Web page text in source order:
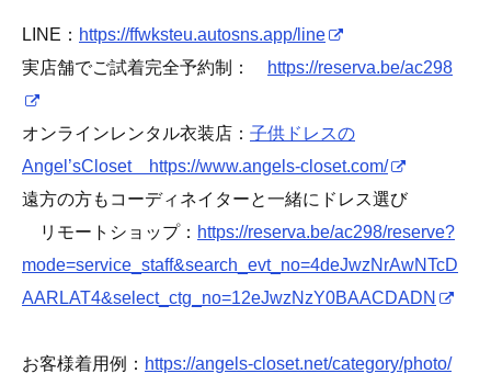
LINE： https://ffwksteu.autosns.app/line
実店舗でご試着完全予約制：
https://reserva.be/ac298
オンラインレンタル衣装店： 子供ドレスの
Angel’sCloset https://www.angels-closet.com/
遠方の方もコーディネイターと一緒にドレス選び
リモートショップ： https://reserva.be/ac298/reserve?
mode=service_staff&search_evt_no=4deJwzNrAwNTcD
AARLAT4&select_ctg_no=12eJwzNzY0BAACDADN
お客様着用例： https://angels-closet.net/category/photo/